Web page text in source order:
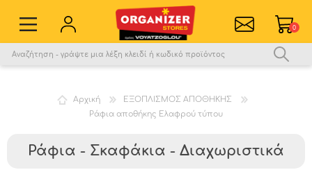
0
Σύνδεση
Αγαπημένα 0
Ράφια - Σκαφάκια - Διαχωριστικά
Αρχική
ΕΞΟΠΛΙΣΜΟΣ ΑΠΟΘΗΚΗΣ
Ράφια αποθήκης Ελαφρού τύπου